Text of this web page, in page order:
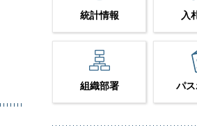
統計情報 入
組織部署 パ